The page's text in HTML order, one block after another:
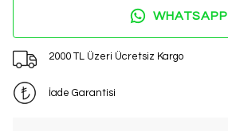
WHATSAPP
2000 TL Üzeri Ücretsiz Kargo
İade Garantisi